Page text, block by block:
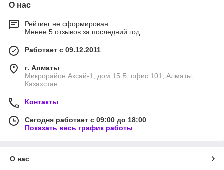
О нас
Рейтинг не сформирован
Менее 5 отзывов за последний год
Работает с 09.12.2011
г. Алматы
Микрорайон Аксай-1, дом 15 Б, офис 101, Алматы,
Казахстан
Контакты
Сегодня работает с 09:00 до 18:00
Показать весь график работы
О нас